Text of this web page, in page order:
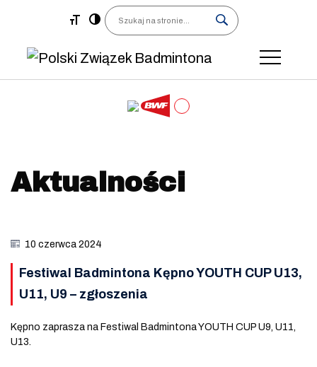
Main Navigation
Search
Aktualności
10 czerwca 2024
Festiwal Badmintona Kępno YOUTH CUP U13,
U11, U9 – zgłoszenia
Kępno zaprasza na Festiwal Badmintona YOUTH CUP U9, U11,
U13.